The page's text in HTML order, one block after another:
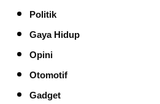
Politik
Gaya Hidup
Opini
Otomotif
Gadget